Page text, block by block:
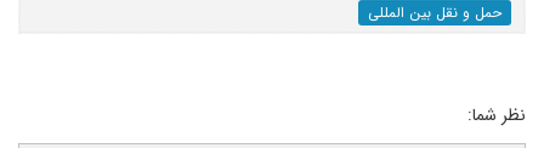
حمل و نقل بین المللی
نظر شما: